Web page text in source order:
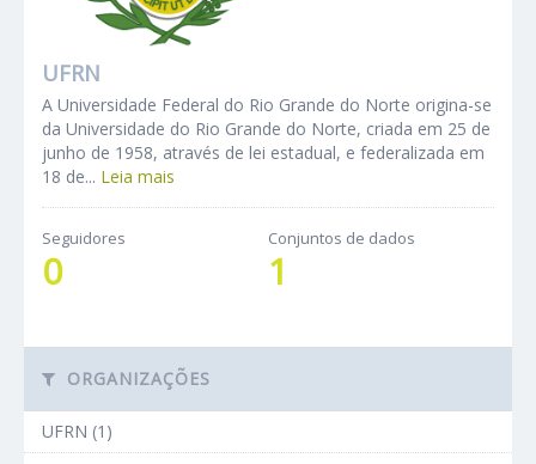
UFRN
A Universidade Federal do Rio Grande do Norte origina-se
da Universidade do Rio Grande do Norte, criada em 25 de
junho de 1958, através de lei estadual, e federalizada em
18 de... Leia mais
Seguidores
0
Conjuntos de dados
1
ORGANIZAÇÕES
UFRN (1)